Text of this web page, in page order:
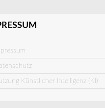
Künstlicher Intelligenz (KI)